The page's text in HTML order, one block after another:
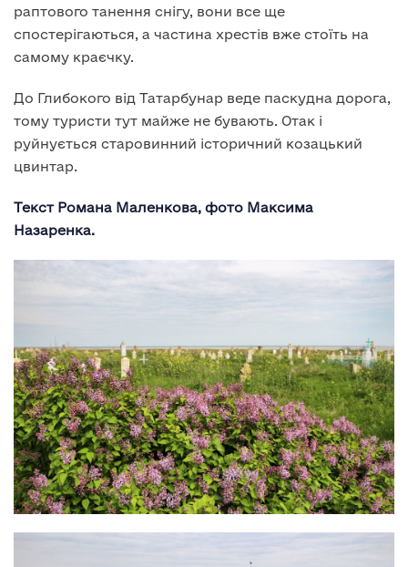
раптового танення снігу, вони все ще
спостерігаються, а частина хрестів вже стоїть на
самому краєчку.
До Глибокого від Татарбунар веде паскудна дорога,
тому туристи тут майже не бувають. Отак і
руйнується старовинний історичний козацький
цвинтар.
Текст Романа Маленкова, фото Максима
Назаренка.